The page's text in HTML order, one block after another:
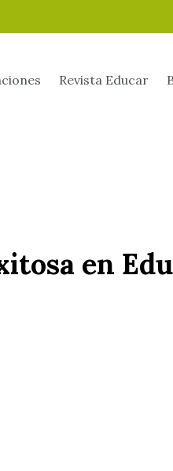
Revista Educar
en